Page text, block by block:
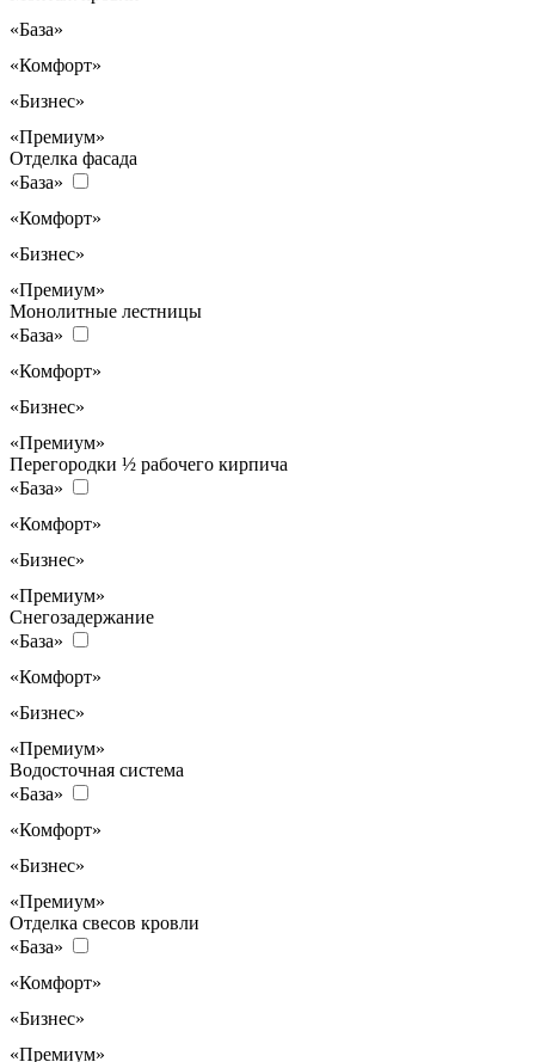
«База»
«Комфорт»
«Бизнес»
«Премиум»
Отделка фасада
«База»
«Комфорт»
«Бизнес»
«Премиум»
Монолитные лестницы
«База»
«Комфорт»
«Бизнес»
«Премиум»
Перегородки ½ рабочего кирпича
«База»
«Комфорт»
«Бизнес»
«Премиум»
Снегозадержание
«База»
«Комфорт»
«Бизнес»
«Премиум»
Водосточная система
«База»
«Комфорт»
«Бизнес»
«Премиум»
Отделка свесов кровли
«База»
«Комфорт»
«Бизнес»
«Премиум»